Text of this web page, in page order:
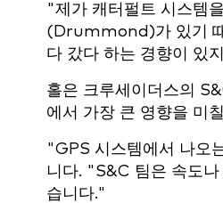
"제가 캐터펄트 시스템
(Drummond)가 있기 때
다 갔다 하는 경향이 있
홀은 크루세이더스의
에서 가장 큰 영향을 미
"GPS 시스템에서 나오
니다. "S&C 팀은 속도
습니다."